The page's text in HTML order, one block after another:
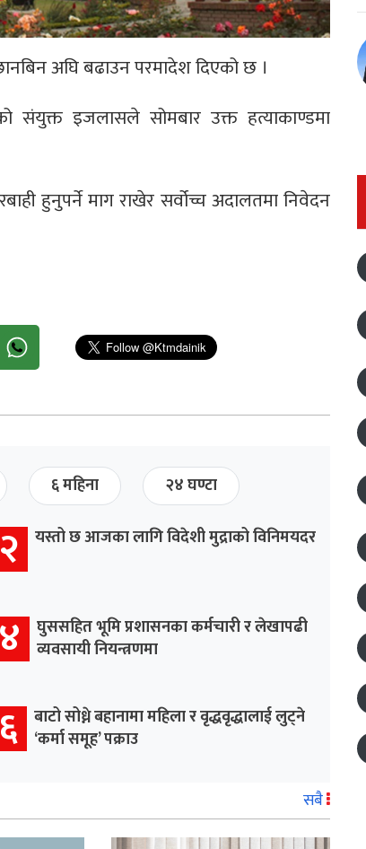
अघि बढाउन परमादेश दिएको छ ।
संयुक्त इजलासले सोमबार उक्त हत्याकाण्डमा
हुनुपर्ने माग राखेर सर्वोच्च अदालतमा निवेदन
६ महिना २४ घण्टा
२ यस्तो छ आजका लागि विदेशी मुद्राको विनिमयदर
४
घुससहित भूमि प्रशासनका कर्मचारी र लेखापढी
व्यवसायी नियन्त्रणमा
६ बाटो सोध्ने बहानामा महिला र वृद्धवृद्धालाई लुट्ने
‘कर्मा समूह’ पक्राउ
सबै